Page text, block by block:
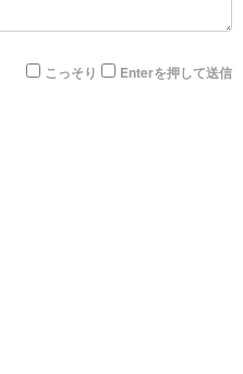
こっそり Enterを押して送信